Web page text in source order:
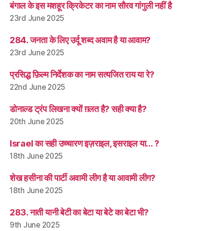
बंगाल के इस मशहूर क्रिकेटर का नाम सौरव गांगुली नहीं है
23rd June 2025
284. जनता के लिए उर्दू शब्द अवाम है या आवाम?
23rd June 2025
प्रसिद्ध फ़िल्म निर्देशक का नाम सत्यजित राय या रे?
22nd June 2025
डोनाल्ड ट्रंप लिखना क्यों ग़लत है? सही क्या है?
20th June 2025
Israel का सही उच्चारण इज़राइल, इसराइल या… ?
18th June 2025
शेख हसीना की पार्टी अवामी लीग है या आवामी लीग?
18th June 2025
283. नाती यानी बेटी का बेटा या बेटे का बेटा भी?
9th June 2025